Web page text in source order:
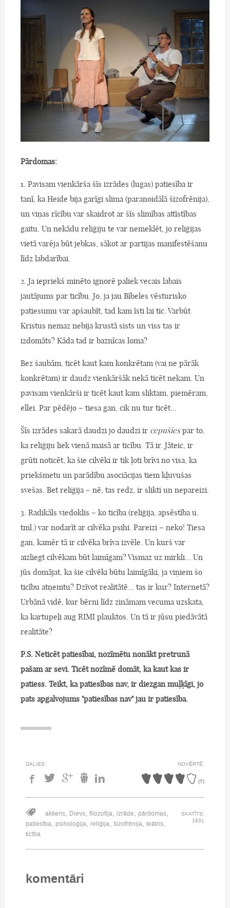
Pārdomas:
1. Pavisam vienkārša šīs izrādes (lugas) patiesība ir
tanī, ka Heide bija garīgi slima (paranoidālā šizofrēnija),
un viņas rīcību var skaidrot ar šīs slimības attīstības
gaitu. Un nekādu reliģiju te var nemeklēt, jo reliģijas
vietā varēja būt jebkas, sākot ar partijas manifestēšanu
līdz labdarībai.
2. Ja iepriekš minēto ignorē paliek vecais labais
jautājums par ticību. Jo, ja jau Bībeles vēsturisko
patiesumu var apšaubīt, tad kam īsti lai tic. Varbūt
Kristus nemaz nebija krustā sists un viss tas ir
izdomāts? Kāda tad ir baznīcas loma?
Bez šaubām, ticēt kaut kam konkrētam (vai ne pārāk
konkrētam) ir daudz vienkāršāk nekā ticēt nekam. Un
pavisam vienkārši ir ticēt kaut kam sliktam, piemēram,
ellei. Par pēdējo – tiesa gan, cik nu tur ticēt...
Šīs izrādes sakarā daudzi jo daudzi ir cepušiespar to,
ka reliģiju liek vienā maisā ar ticību. Tā ir. Jāteic, ir
grūti noticēt, ka šie cilvēki ir tik ļoti brīvi no visa, ka
priekšmetu un parādību asociācijas tiem kļuvušas
svešas. Bet reliģija – nē, tas redz, ir slikti un nepareizi.
3. Radikāls viedoklis – ko ticība (reliģija, apsēstība u.
tml.) var nodarīt ar cilvēka psihi. Pareizi – neko! Tiesa
gan, kamēr tā ir cilvēka brīva izvēle. Un kurš var
aizliegt cilvēkam būt laimīgam? Vismaz uz mirkli... Un
jūs domājat, ka šie cilvēki būtu laimīgāki, ja viņiem šo
ticību atņemtu? Dzīvot realitātē... tas ir kur? Internetā?
Urbānā vidē, kur bērni līdz zināmam vecuma uzskata,
ka kartupeļi aug RIMI plauktos. Un tā ir jūsu piedāvātā
realitāte?
P.S. Neticēt patiesībai, nozīmētu nonākt pretrunā
pašam ar sevi. Ticēt nozīmē domāt, ka kaut kas ir
patiess. Teikt, ka patiesības nav, ir diezgan muļķīgi, jo
pats apgalvojums "patiesības nav" jau ir patiesība.
DALIES: NOVĒRTĒ:
(7)
aktieris, Dievs, filozofija, izrāde, pārdomas,
patiesība, psiholoģija, reliģija, šizofrēnija, teātris,
ticība
SKATĪTS:
1831
komentāri